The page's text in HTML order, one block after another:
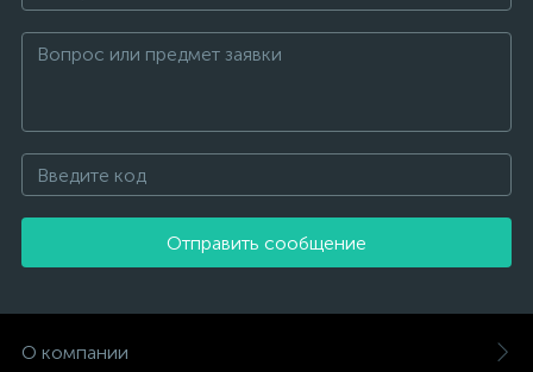
Отправить сообщение
О компании